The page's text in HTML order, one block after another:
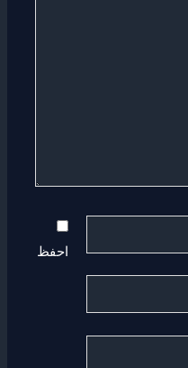
احفظ